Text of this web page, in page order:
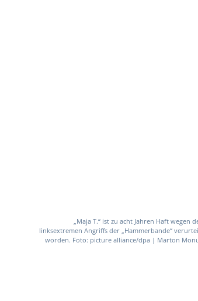
„Maja T.“ ist zu acht Jahren Haft wegen
linksextremen Angriffs der „Hammerbande“
worden. Foto: picture alliance/dpa | Marton